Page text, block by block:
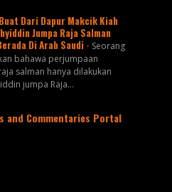
Dari Dapur Makcik Kiah
Jumpa Raja Salman
Di Arab Saudi - Seorang
bahawa perjumpaan
salman hanya dilakukan
jumpa Raja...
and Commentaries Portal